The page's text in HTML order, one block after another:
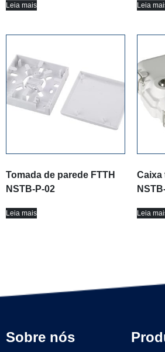
Leia mais Leia
Tomada de parede FTTH
NSTB-P-02
Leia mais
Caixa
Leia
Sobre nós